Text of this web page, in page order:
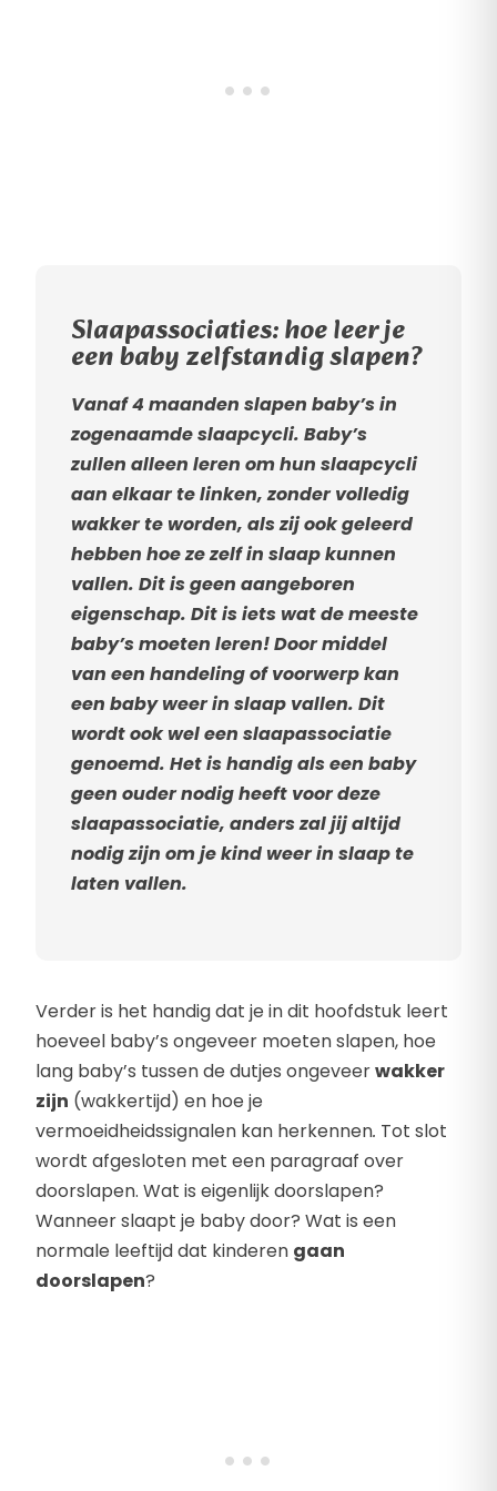
Slaapassociaties: hoe leer je
een baby zelfstandig slapen?
Vanaf 4 maanden slapen baby’s in
zogenaamde slaapcycli. Baby’s
zullen alleen leren om hun slaapcycli
aan elkaar te linken, zonder volledig
wakker te worden, als zij ook geleerd
hebben hoe ze zelf in slaap kunnen
vallen. Dit is geen aangeboren
eigenschap. Dit is iets wat de meeste
baby’s moeten leren! Door middel
van een handeling of voorwerp kan
een baby weer in slaap vallen. Dit
wordt ook wel een slaapassociatie
genoemd. Het is handig als een baby
geen ouder nodig heeft voor deze
slaapassociatie, anders zal jij altijd
nodig zijn om je kind weer in slaap te
laten vallen.
Verder is het handig dat je in dit hoofdstuk leert
hoeveel baby’s ongeveer moeten slapen, hoe
lang baby’s tussen de dutjes ongeveerwakker
zijn (wakkertijd) en hoe je
vermoeidheidssignalen kan herkennen. Tot slot
wordt afgesloten met een paragraaf over
doorslapen. Wat is eigenlijk doorslapen?
Wanneer slaapt je baby door? Wat is een
normale leeftijd dat kinderen gaan
doorslapen?